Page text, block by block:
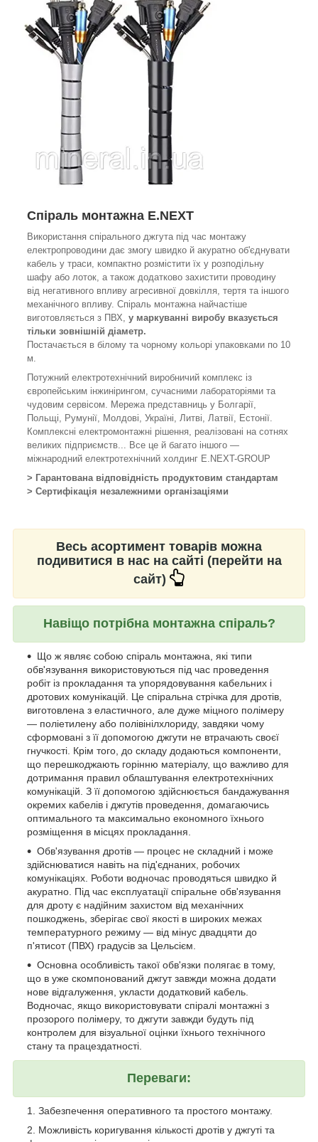
Спіраль монтажна E.NEXT
Використання спірального джгута під час монтажу
електропроводини дає змогу швидко й акуратно об'єднувати
кабель у траси, компактно розмістити їх у розподільну
шафу або лоток, а також додатково захистити проводину
від негативного впливу агресивної довкілля, тертя та іншого
механічного впливу. Спіраль монтажна найчастіше
виготовляється з ПВХ, у маркуванні виробу вказується
тільки зовнішній діаметр.
Постачається в білому та чорному кольорі упаковками по 10
м.
Потужний електротехнічний виробничий комплекс із
європейським інжинірингом, сучасними лабораторіями та
чудовим сервісом. Мережа представниць у Болгарії,
Польщі, Румунії, Молдові, Україні, Литві, Латвії, Естонії.
Комплексні електромонтажні рішення, реалізовані на сотнях
великих підприємств... Все це й багато іншого —
міжнародний електротехнічний холдинг E.NEXT-GROUP
> Гарантована відповідність продуктовим стандартам
> Сертифікація незалежними організаціями
Весь асортимент товарів можна
подивитися в нас на сайті (перейти на
сайт)
Навіщо потрібна монтажна спіраль?
Що ж являє собою спіраль монтажна, які типи
обв'язування використовуються під час проведення
робіт із прокладання та упорядовування кабельних і
дротових комунікацій. Це спіральна стрічка для дротів,
виготовлена з еластичного, але дуже міцного полімеру
— поліетилену або полівінілхлориду, завдяки чому
сформовані з її допомогою джгути не втрачають своєї
гнучкості. Крім того, до складу додаються компоненти,
що перешкоджають горінню матеріалу, що важливо для
дотримання правил облаштування електротехнічних
комунікацій. З її допомогою здійснюється бандажування
окремих кабелів і джгутів проведення, домагаючись
оптимального та максимально економного їхнього
розміщення в місцях прокладання.
Обв'язування дротів — процес не складний і може
здійснюватися навіть на під'єднаних, робочих
комунікаціях. Роботи водночас проводяться швидко й
акуратно. Під час експлуатації спіральне обв'язування
для дроту є надійним захистом від механічних
пошкоджень, зберігає свої якості в широких межах
температурного режиму — від мінус двадцяти до
п'ятисот (ПВХ) градусів за Цельсієм.
Основна особливість такої обв'язки полягає в тому,
що в уже скомпонований джгут завжди можна додати
нове відгалуження, укласти додатковий кабель.
Водночас, якщо використовувати спіралі монтажні з
прозорого полімеру, то джгути завжди будуть під
контролем для візуальної оцінки їхнього технічного
стану та працездатності.
Переваги:
Забезпечення оперативного та простого монтажу.
Можливість коригування кількості дротів у джгуті та